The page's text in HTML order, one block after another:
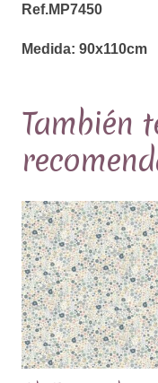
Ref.MP7450
Medida: 90x110cm
También